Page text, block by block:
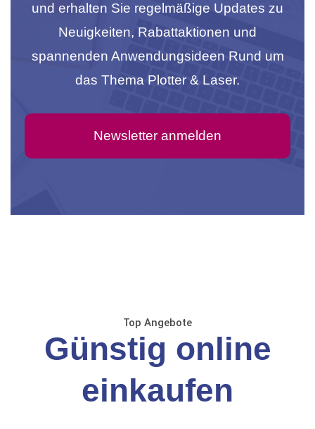
und erhalten Sie regelmäßige Updates zu
Neuigkeiten, Rabattaktionen und
spannenden Anwendungsideen Rund um
das Thema Plotter & Laser.
Newsletter anmelden
Top Angebote
Günstig online
einkaufen